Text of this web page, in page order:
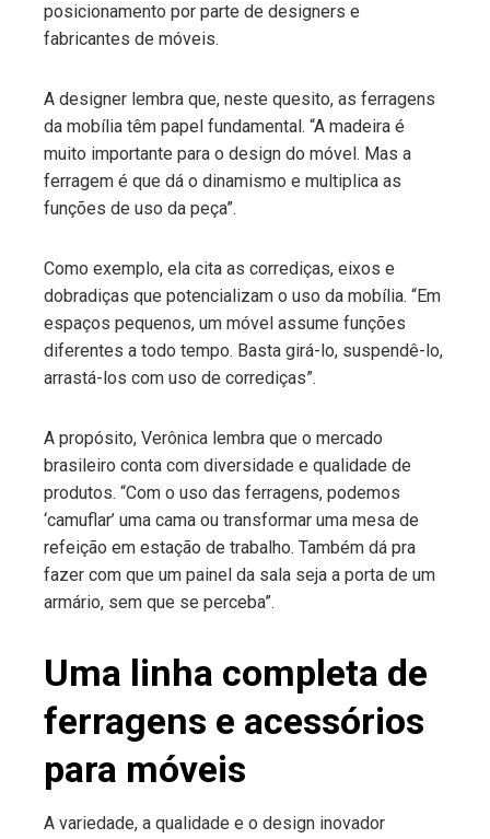
posicionamento por parte de designers e
fabricantes de móveis.
A designer lembra que, neste quesito, as ferragens
da mobília têm papel fundamental. “A madeira é
muito importante para o design do móvel. Mas a
ferragem é que dá o dinamismo e multiplica as
funções de uso da peça”.
Como exemplo, ela cita as corrediças, eixos e
dobradiças que potencializam o uso da mobília. “Em
espaços pequenos, um móvel assume funções
diferentes a todo tempo. Basta girá-lo, suspendê-lo,
arrastá-los com uso de corrediças”.
A propósito, Verônica lembra que o mercado
brasileiro conta com diversidade e qualidade de
produtos. “Com o uso das ferragens, podemos
‘camuflar’ uma cama ou transformar uma mesa de
refeição em estação de trabalho. Também dá pra
fazer com que um painel da sala seja a porta de um
armário, sem que se perceba”.
Uma linha completa de
ferragens e acessórios
para móveis
A variedade, a qualidade e o design inovador